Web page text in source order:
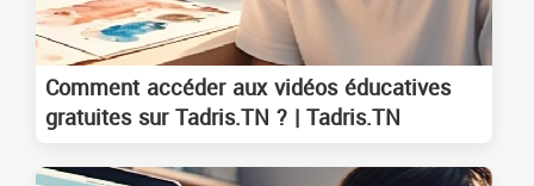
Comment accéder aux vidéos éducatives
gratuites sur Tadris.TN ? | Tadris.TN